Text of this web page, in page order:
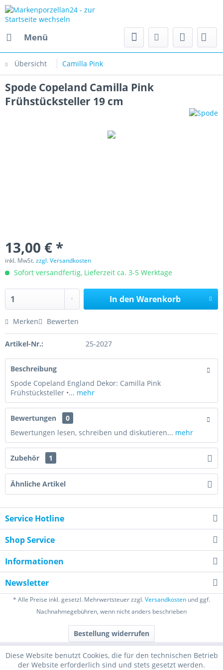
Menü
Übersicht Camilla Pink
Spode Copeland Camilla Pink
Frühstücksteller 19 cm
13,00 € *
inkl. MwSt.zzgl. Versandkosten
Sofort versandfertig, Lieferzeit ca. 3-5 Werktage
In den Warenkorb
Merken Bewerten
Artikel-Nr.: 25-2027
Beschreibung
Spode Copeland England Dekor: Camilla Pink
Frühstücksteller •... mehr
Bewertungen
0
Bewertungen lesen, schreiben und diskutieren... mehr
Zubehör 1
Ähnliche Artikel
Service Hotline
Shop Service
Informationen
Newsletter
* Alle Preise inkl. gesetzl. Mehrwertsteuer zzgl.Versandkosten und ggf.
Nachnahmegebühren, wenn nicht anders beschrieben
Bestellung widerrufen
Diese Website benutzt Cookies, die für den technischen Betrieb
der Website erforderlich sind und stets gesetzt werden.